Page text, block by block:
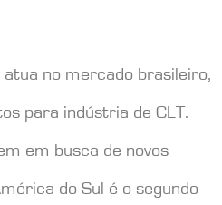
no mercado brasileiro,
para indústria de CLT.
em busca de novos
do Sul é o segundo